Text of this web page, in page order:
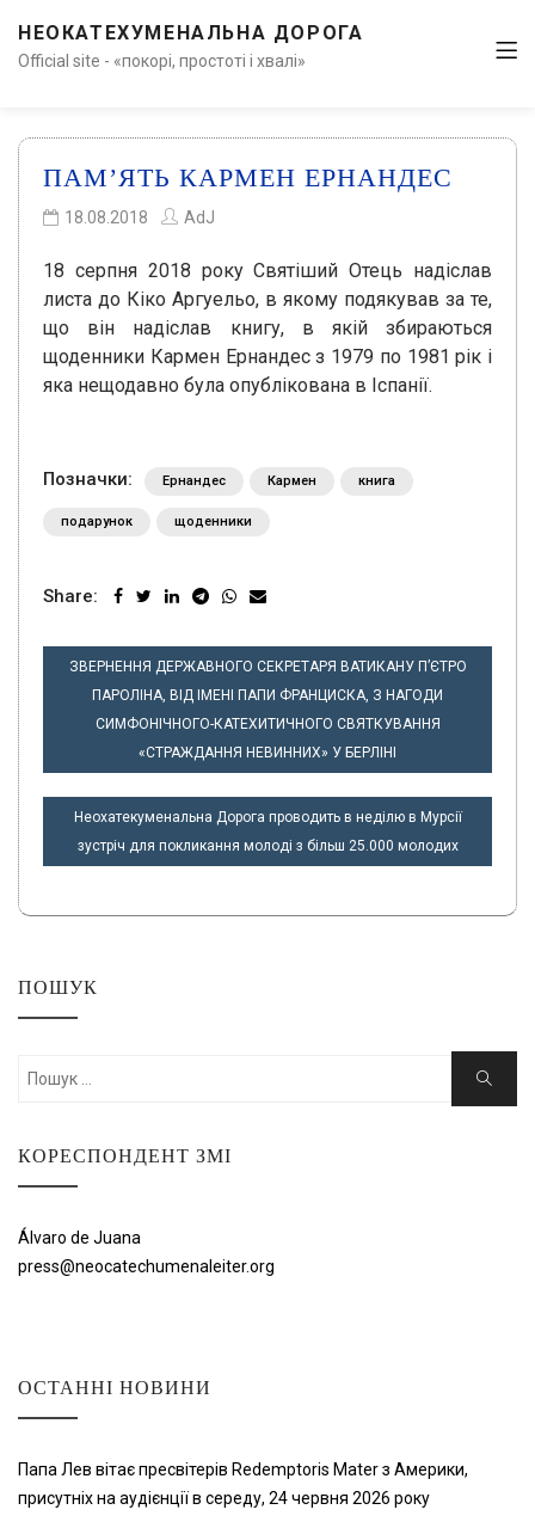
НЕОКАТЕХУМЕНАЛЬНА ДОРОГА
Official site - «покорі, простоті і хвалі»
ПАМ’ЯТЬ КАРМЕН ЕРНАНДЕС
18.08.2018 AdJ
18 серпня 2018 року Святіший Отець надіслав
листа до Кіко Аргуельо, в якому подякував за те,
що він надіслав книгу, в якій збираються
щоденники Кармен Ернандес з 1979 по 1981 рік і
яка нещодавно була опублікована в Іспанії.
Позначки: Ернандес Кармен книга
подарунок щоденники
Share:
НАВІГАЦІЯ
ЗАПИСІВ
ЗВЕРНЕННЯ ДЕРЖАВНОГО СЕКРЕТАРЯ ВАТИКАНУ П’ЄТРО
ПАРОЛІНА, ВІД ІМЕНІ ПАПИ ФРАНЦИСКА, З НАГОДИ
СИМФОНІЧНОГО-КАТЕХИТИЧНОГО СВЯТКУВАННЯ
«СТРАЖДАННЯ НЕВИННИХ» У БЕРЛІНІ
Неохатекуменальна Дорога проводить в неділю в Мурсії
зустріч для покликання молоді з більш 25.000 молодих
ПОШУК
Шукати:
Пошук
КОРЕСПОНДЕНТ ЗМІ
Álvaro de Juana
press@neocatechumenaleiter.org
ОСТАННІ НОВИНИ
Папа Лев вітає пресвітерів Redemptoris Mater з Америки,
присутніх на аудієнції в середу, 24 червня 2026 року